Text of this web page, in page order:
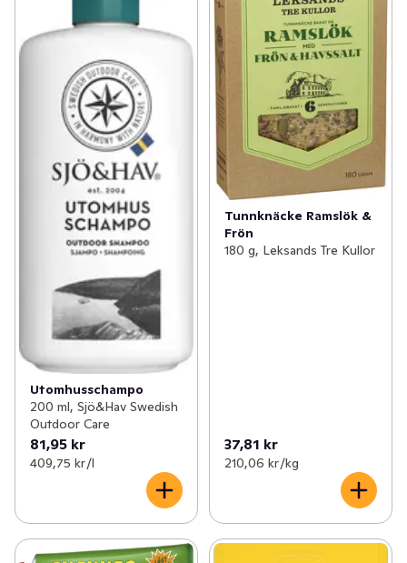
Utomhusschampo
200 ml, Sjö&Hav Swedish
Outdoor Care
81,95 kr
409,75 kr /l
Tunnknäcke Ramslök &
Frön
180 g, Leksands Tre Kullor
37,81 kr
210,06 kr /kg